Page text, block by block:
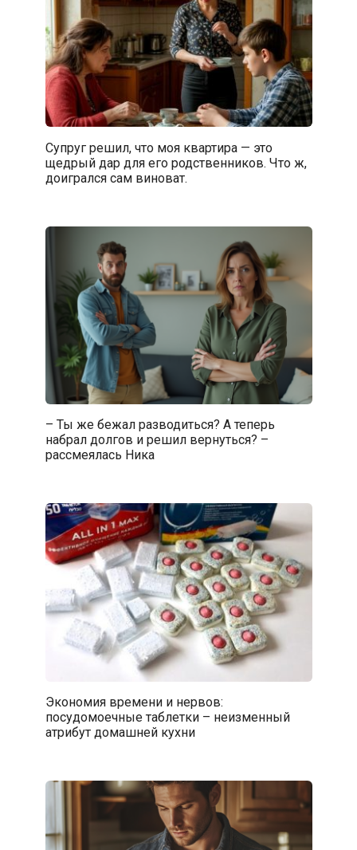
Супруг решил, что моя квартира — это
щедрый дар для его родственников. Что ж,
доигрался сам виноват.
– Ты же бежал разводиться? А теперь
набрал долгов и решил вернуться? –
рассмеялась Ника
Экономия времени и нервов:
посудомоечные таблетки – неизменный
атрибут домашней кухни